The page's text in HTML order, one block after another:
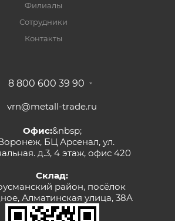
Филиалы
Сотрудники
Контакты
8 800 600 39 90
vrn@metall-trade.ru
Офис:&nbsp;
БЦ Арсенал, ул.
д.3, 4 этаж, офис 420
Склад:
район, посёлок
Алматинская улица, 38А